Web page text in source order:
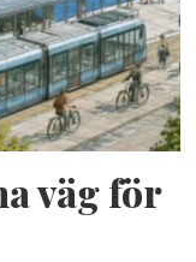
väg för